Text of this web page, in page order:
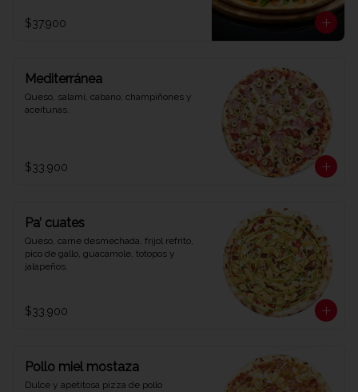
$37.900
Mediterránea
Queso, salamí, cabano, champiñones y
aceitunas.
$33.900
Pa’ cuates
Queso, carne desmechada, frijol refrito,
pico de gallo, guacamole, totopos y
jalapeños.
$33.900
Pollo miel mostaza
Dulce y apetitosa pizza de pollo